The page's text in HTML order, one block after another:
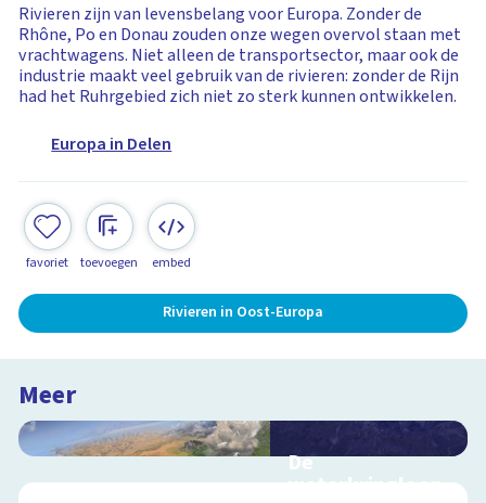
Rivieren zijn van levensbelang voor Europa. Zonder de
Rhône, Po en Donau zouden onze wegen overvol staan met
vrachtwagens. Niet alleen de transportsector, maar ook de
industrie maakt veel gebruik van de rivieren: zonder de Rijn
had het Ruhrgebied zich niet zo sterk kunnen ontwikkelen.
Europa in Delen
favoriet toevoegen embed
Rivieren in Oost-Europa
Meer
De
waterkringloop